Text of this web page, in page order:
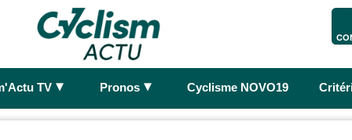
TV ► Pronos ► Cyclisme NOVO19